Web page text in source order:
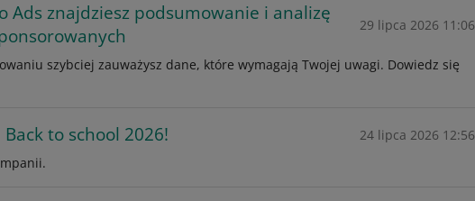
Ads znajdziesz podsumowanie i analizę
29 lipca 2026 11:06
szybciej zauważysz dane, które wymagają Twojej uwagi. Dowiedz się
to school 2026!
24 lipca 2026 12:56